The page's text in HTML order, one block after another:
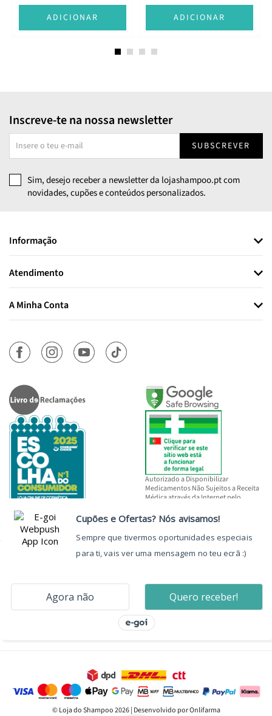
ADICIONAR ADICIONAR
Inscreve-te na nossa newsletter
SUBSCREVER
Sim, desejo receber a newsletter da lojashampoo.pt com
novidades, cupões e conteúdos personalizados.
Informação
Atendimento
A Minha Conta
Autorizado a Disponibilizar
Medicamentos Não Sujeitos a Receita
Médica através da Internet pelo
© Loja do Shampoo 2026 | Desenvolvido por Onlifarma